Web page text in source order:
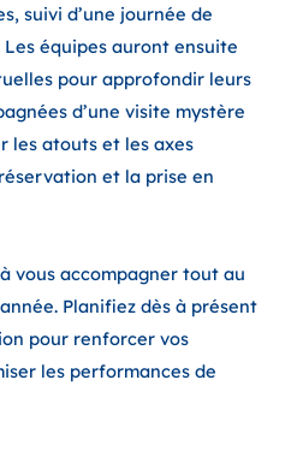
suivi d’une journée de
équipes auront ensuite
pour approfondir leurs
d’une visite mystère
les atouts et les axes
et la prise en
vous accompagner tout au
Planifiez dès à présent
pour renforcer vos
les performances de